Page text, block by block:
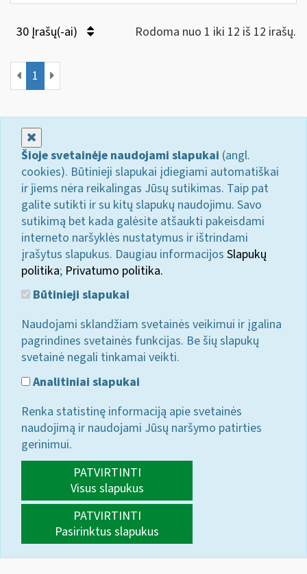
30 Įrašų(-ai) Rodoma nuo 1 iki 12 iš 12 irašų.
1
Šioje svetainėje naudojami slapukai (angl.
cookies). Būtinieji slapukai įdiegiami automatiškai
ir jiems nėra reikalingas Jūsų sutikimas. Taip pat
galite sutikti ir su kitų slapukų naudojimu. Savo
sutikimą bet kada galėsite atšaukti pakeisdami
interneto naršyklės nustatymus ir ištrindami
įrašytus slapukus. Daugiau informacijos Slapukų
politika; Privatumo politika.
Būtinieji slapukai
Naudojami sklandžiam svetainės veikimui ir įgalina
pagrindines svetainės funkcijas. Be šių slapukų
svetainė negali tinkamai veikti.
Analitiniai slapukai
Renka statistinę informaciją apie svetainės
naudojimą ir naudojami Jūsų naršymo patirties
gerinimui.
PATVIRTINTI
Visus slapukus
PATVIRTINTI
Pasirinktus slapukus